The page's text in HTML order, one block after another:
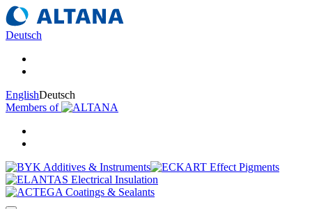
Deutsch
EnglishDeutsch
Members of